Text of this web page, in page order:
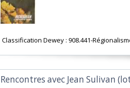
Classification Dewey : 908.441-
‎Rencontres avec Jean Sulivan